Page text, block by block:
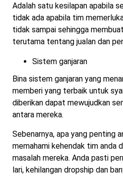
Adalah satu kesilapan apabila
tidak ada apabila tim
tidak sampai sehingga
terutama tentang jualan dan
Sistem ganjaran
Bina sistem ganjaran yang
memberi yang terbaik untuk
diberikan dapat mewujudkan
antara mereka.
Sebenarnya, apa yang penting
memahami kehendak tim anda
masalah mereka. Anda pasti
lari, kehilangan dropship dan